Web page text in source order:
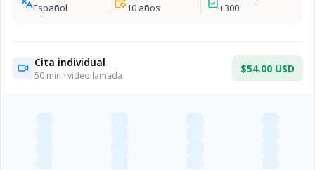
Español 10años +300
Cita individual
50 min · videollamada
$54.00 USD